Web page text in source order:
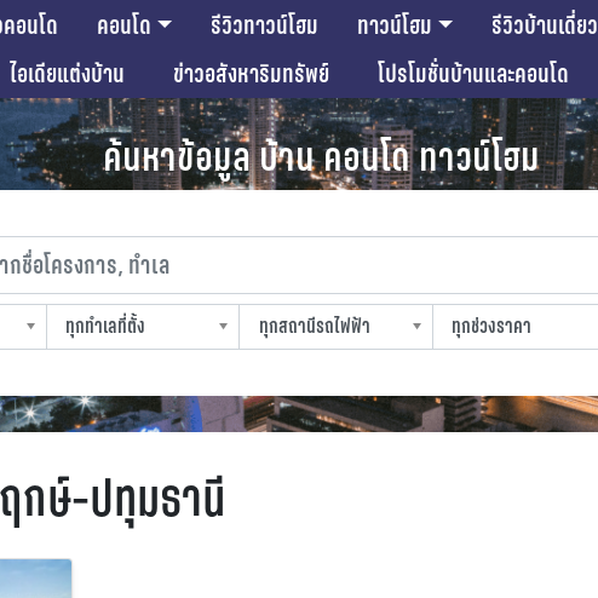
อนโด คอนโด รีวิวทาวน์โฮม ทาวน์โฮม รีวิวบ้านเดี่ยว
ไอเดียแต่งบ้าน ข่าวอสังหาริมทรัพย์ โปรโมชั่นบ้านและคอนโด
ค้นหาข้อมูล บ้าน คอนโด ทาวน์โฮม
ครงการ, ทำเล
ทุกทำเลที่ตั้ง
ทุกสถานีรถไฟฟ้า
ทุกช่วงราคา
กษ์-ปทุมธานี